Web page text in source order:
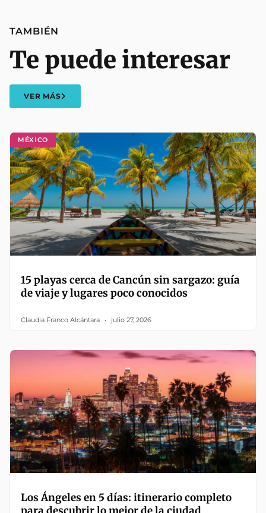
MÉXICO
15 playas cerca de Cancún sin sargazo: guía
de viaje y lugares poco conocidos
Claudia Franco Alcántara julio 27, 2026
Los Ángeles en 5 días: itinerario completo
TAMBIÉN
Te puede interesar
VER MÁS